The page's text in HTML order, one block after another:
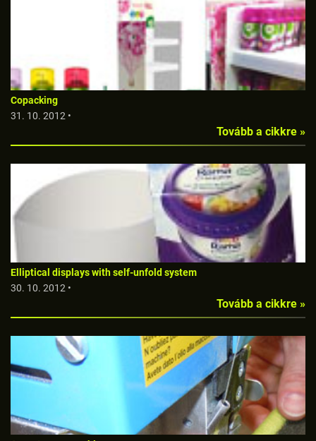
Copacking
31. 10. 2012 •
Tovább a cikkre »
Elliptical displays with self-unfold system
30. 10. 2012 •
Tovább a cikkre »